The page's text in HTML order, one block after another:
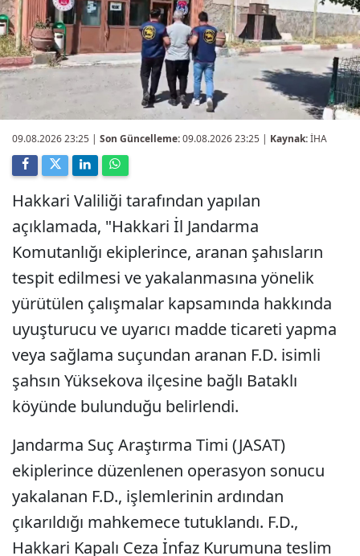
09.08.2026 23:25 | Son Güncelleme:09.08.2026 23:25 | Kaynak:İHA
Hakkari Valiliği tarafından yapılan
açıklamada, "Hakkari İl Jandarma
Komutanlığı ekiplerince, aranan şahısların
tespit edilmesi ve yakalanmasına yönelik
yürütülen çalışmalar kapsamında hakkında
uyuşturucu ve uyarıcı madde ticareti yapma
veya sağlama suçundan aranan F.D. isimli
şahsın Yüksekova ilçesine bağlı Bataklı
köyünde bulunduğu belirlendi.
Jandarma Suç Araştırma Timi (JASAT)
ekiplerince düzenlenen operasyon sonucu
yakalanan F.D., işlemlerinin ardından
çıkarıldığı mahkemece tutuklandı. F.D.,
Hakkari Kapalı Ceza İnfaz Kurumuna teslim